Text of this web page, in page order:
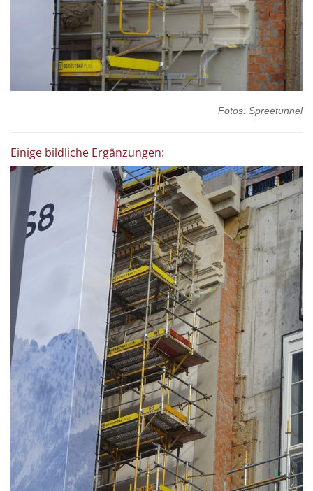
Fotos: Spreetunnel
Einige bildliche Ergänzungen: